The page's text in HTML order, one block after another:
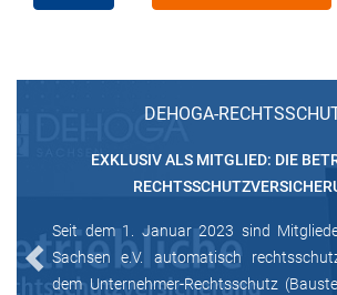
DEHOGA-
EXKLUSIV ALS MITGLIED: DIE
Seit dem 1. Januar 2023 sind
Sachsen e.V. automatisch
dem Unternehmer-Rechtsschutz
Previous